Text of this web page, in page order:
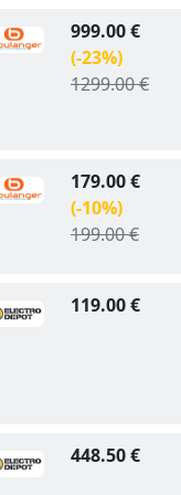
999.00 €
(-23%)
1299.00 €
179.00 €
(-10%)
199.00 €
119.00 €
448.50 €